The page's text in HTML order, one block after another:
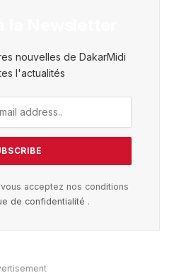
nouvelles de DakarMidi
l'actualités
acceptez nos conditions
de confidentialité .